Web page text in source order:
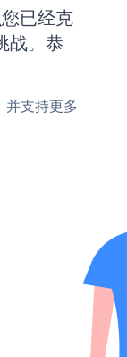
已经克
战。恭
支持更多